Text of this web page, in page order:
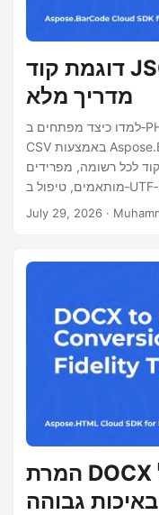
דוגמת קוד JSON ל‑CSV ב‑PHP:
מדריך מלא
למדו כיצד מפתחים ב‑PHP יכולים להפוך רשומות JSON לקובץ
CSV באמצעות Aspose.BarCode Cloud SDK. המדריך מסביר
לכל רשומה, מפרידים
מותאמים, טיפול ב‑UTF‑8, וטיפים לביצועים. כולל קוד מלא
ודוגמת cURL.
July 29, 2026
המרת DOCX ל‑HTML ב‑PHP:
גבוהה